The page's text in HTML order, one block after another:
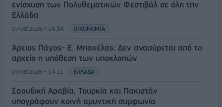
ενίσχυση των Πολυθεματικών Φεστιβάλ σε όλη την
Ελλάδα
07/08/2026 - 14:34 ΟΙΚΟΝΟΜΙΑ
Άρειος Πάγος- Ε. Μπακέλας: Δεν ανασύρεται από το
αρχείο η υπόθεση των υποκλοπών
07/08/2026 - 14:11 ΕΛΛΑΔΑ
Σαουδική Αραβία, Τουρκία και Πακιστάν
υπογράφουν κοινή αμυντική συμφωνία